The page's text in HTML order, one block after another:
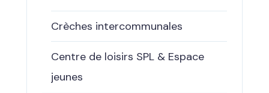
Crèches intercommunales
Centre de loisirs SPL & Espace
jeunes